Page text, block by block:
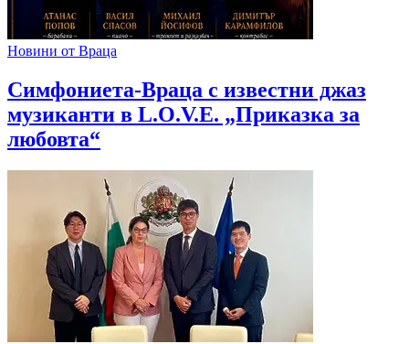
Новини от Враца
Симфониета-Враца с известни джаз
музиканти в L.O.V.E. „Приказка за
любовта“